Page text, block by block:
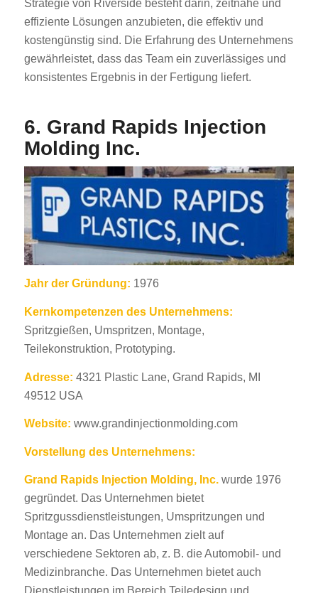
Strategie von Riverside besteht darin, zeitnahe und
effiziente Lösungen anzubieten, die effektiv und
kostengünstig sind. Die Erfahrung des Unternehmens
gewährleistet, dass das Team ein zuverlässiges und
konsistentes Ergebnis in der Fertigung liefert.
6. Grand Rapids Injection
Molding Inc.
Jahr der Gründung: 1976
Kernkompetenzen des Unternehmens:
Spritzgießen, Umspritzen, Montage,
Teilekonstruktion, Prototyping.
Adresse: 4321 Plastic Lane, Grand Rapids, MI
49512 USA
Website: www.grandinjectionmolding.com
Vorstellung des Unternehmens:
Grand Rapids Injection Molding, Inc.wurde 1976
gegründet. Das Unternehmen bietet
Spritzgussdienstleistungen, Umspritzungen und
Montage an. Das Unternehmen zielt auf
verschiedene Sektoren ab, z. B. die Automobil- und
Medizinbranche. Das Unternehmen bietet auch